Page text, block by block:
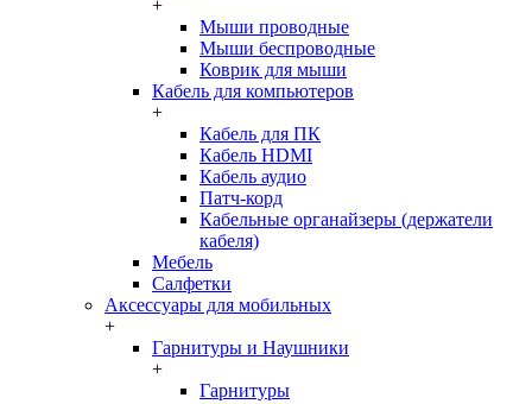
+
Мыши проводные
Мыши беспроводные
Коврик для мыши
Кабель для компьютеров
+
Кабель для ПК
Кабель HDMI
Кабель аудио
Патч-корд
Кабельные органайзеры (держатели
кабеля)
Мебель
Салфетки
Аксессуары для мобильных
+
Гарнитуры и Наушники
+
Гарнитуры